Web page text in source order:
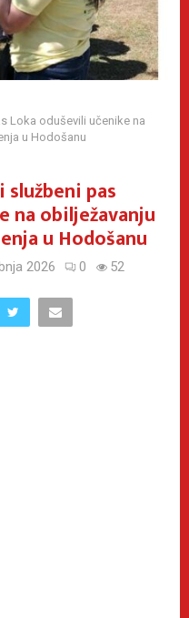
Loka oduševili učenike na
u Hodošanu
pas
na obilježavanju
u Hodošanu
2026 0 52